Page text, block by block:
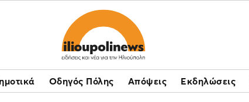
Οδηγός Πόλης Απόψεις Εκδηλώσεις